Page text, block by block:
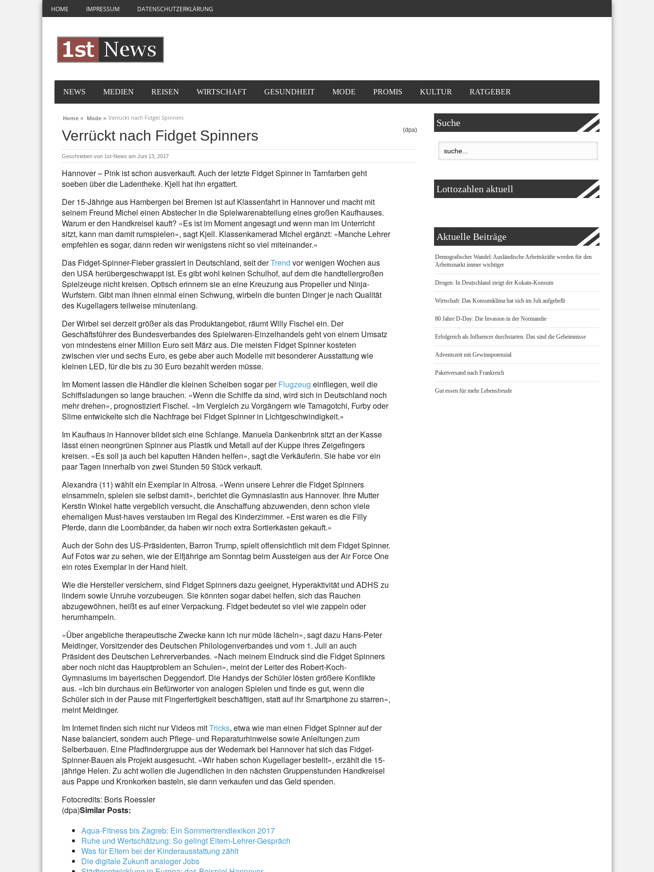
HOME IMPRESSUM DATENSCHUTZERKLÄRUNG
NEWS MEDIEN REISEN WIRTSCHAFT GESUNDHEIT MODE PROMIS KULTUR RATGEBER
Home » Mode » Verrückt nach Fidget Spinners
Verrückt nach Fidget Spinners (dpa)
Geschrieben von 1st-News am Juni 13, 2017
Hannover – Pink ist schon ausverkauft. Auch der letzte Fidget Spinner in Tarnfarben geht
soeben über die Ladentheke. Kjell hat ihn ergattert.
Der 15-Jährige aus Hambergen bei Bremen ist auf Klassenfahrt in Hannover und macht mit
seinem Freund Michel einen Abstecher in die Spielwarenabteilung eines großen Kaufhauses.
Warum er den Handkreisel kauft? «Es ist im Moment angesagt und wenn man im Unterricht
sitzt, kann man damit rumspielen», sagt Kjell. Klassenkamerad Michel ergänzt: «Manche Lehrer
empfehlen es sogar, dann reden wir wenigstens nicht so viel miteinander.»
Das Fidget-Spinner-Fieber grassiert in Deutschland, seit derTrend vor wenigen Wochen aus
den USA herübergeschwappt ist. Es gibt wohl keinen Schulhof, auf dem die handtellergroßen
Spielzeuge nicht kreisen. Optisch erinnern sie an eine Kreuzung aus Propeller und Ninja-
Wurfstern. Gibt man ihnen einmal einen Schwung, wirbeln die bunten Dinger je nach Qualität
des Kugellagers teilweise minutenlang.
Der Wirbel sei derzeit größer als das Produktangebot, räumt Willy Fischel ein. Der
Geschäftsführer des Bundesverbandes des Spielwaren-Einzelhandels geht von einem Umsatz
von mindestens einer Million Euro seit März aus. Die meisten Fidget Spinner kosteten
zwischen vier und sechs Euro, es gebe aber auch Modelle mit besonderer Ausstattung wie
kleinen LED, für die bis zu 30 Euro bezahlt werden müsse.
Im Moment lassen die Händler die kleinen Scheiben sogar perFlugzeug einfliegen, weil die
Schiffsladungen so lange brauchen. «Wenn die Schiffe da sind, wird sich in Deutschland noch
mehr drehen», prognostiziert Fischel. «Im Vergleich zu Vorgängern wie Tamagotchi, Furby oder
Slime entwickelte sich die Nachfrage bei Fidget Spinner in Lichtgeschwindigkeit.»
Im Kaufhaus in Hannover bildet sich eine Schlange. Manuela Dankenbrink sitzt an der Kasse
lässt einen neongrünen Spinner aus Plastik und Metall auf der Kuppe ihres Zeigefingers
kreisen. «Es soll ja auch bei kaputten Händen helfen», sagt die Verkäuferin. Sie habe vor ein
paar Tagen innerhalb von zwei Stunden 50 Stück verkauft.
Alexandra (11) wählt ein Exemplar in Altrosa. «Wenn unsere Lehrer die Fidget Spinners
einsammeln, spielen sie selbst damit», berichtet die Gymnasiastin aus Hannover. Ihre Mutter
Kerstin Winkel hatte vergeblich versucht, die Anschaffung abzuwenden, denn schon viele
ehemaligen Must-haves verstauben im Regal des Kinderzimmer. «Erst waren es die Filly
Pferde, dann die Loombänder, da haben wir noch extra Sortierkästen gekauft.»
Auch der Sohn des US-Präsidenten, Barron Trump, spielt offensichtlich mit dem Fidget Spinner.
Auf Fotos war zu sehen, wie der Elfjährige am Sonntag beim Aussteigen aus der Air Force One
ein rotes Exemplar in der Hand hielt.
Wie die Hersteller versichern, sind Fidget Spinners dazu geeignet, Hyperaktivität und ADHS zu
lindern sowie Unruhe vorzubeugen. Sie könnten sogar dabei helfen, sich das Rauchen
abzugewöhnen, heißt es auf einer Verpackung. Fidget bedeutet so viel wie zappeln oder
herumhampeln.
«Über angebliche therapeutische Zwecke kann ich nur müde lächeln», sagt dazu Hans-Peter
Meidinger, Vorsitzender des Deutschen Philologenverbandes und vom 1. Juli an auch
Präsident des Deutschen Lehrerverbandes. «Nach meinem Eindruck sind die Fidget Spinners
aber noch nicht das Hauptproblem an Schulen», meint der Leiter des Robert-Koch-
Gymnasiums im bayerischen Deggendorf. Die Handys der Schüler lösten größere Konflikte
aus. «Ich bin durchaus ein Befürworter von analogen Spielen und finde es gut, wenn die
Schüler sich in der Pause mit Fingerfertigkeit beschäftigen, statt auf ihr Smartphone zu starren»,
meint Meidinger.
Im Internet finden sich nicht nur Videos mitTricks, etwa wie man einen Fidget Spinner auf der
Nase balanciert, sondern auch Pflege- und Reparaturhinweise sowie Anleitungen zum
Selberbauen. Eine Pfadfindergruppe aus der Wedemark bei Hannover hat sich das Fidget-
Spinner-Bauen als Projekt ausgesucht. «Wir haben schon Kugellager bestellt», erzählt die 15-
jährige Helen. Zu acht wollen die Jugendlichen in den nächsten Gruppenstunden Handkreisel
aus Pappe und Kronkorken basteln, sie dann verkaufen und das Geld spenden.
Fotocredits: Boris Roessler
(dpa)Similar Posts:
Aqua-Fitness bis Zagreb: Ein Sommertrendlexikon 2017
Ruhe und Wertschätzung: So gelingt Eltern-Lehrer-Gespräch
Was für Eltern bei der Kinderausstattung zählt
Die digitale Zukunft analoger Jobs
Suche
Lottozahlen aktuell
Aktuelle Beiträge
Demografischer Wandel: Ausländische Arbeitskräfte werden für den
Arbeitsmarkt immer wichtiger
Drogen: In Deutschland steigt der Kokain-Konsum
Wirtschaft: Das Konsumklima hat sich im Juli aufgehellt
80 Jahre D-Day: Die Invasion in der Normandie
Erfolgreich als Influencer durchstarten: Das sind die Geheimnisse
Adventszeit mit Gewinnpotenzial
Paketversand nach Frankreich
Gut essen für mehr Lebensfreude